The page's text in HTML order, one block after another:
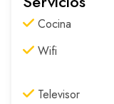
Cocina
Wifi
Televisor